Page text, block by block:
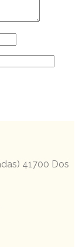
41700 Dos